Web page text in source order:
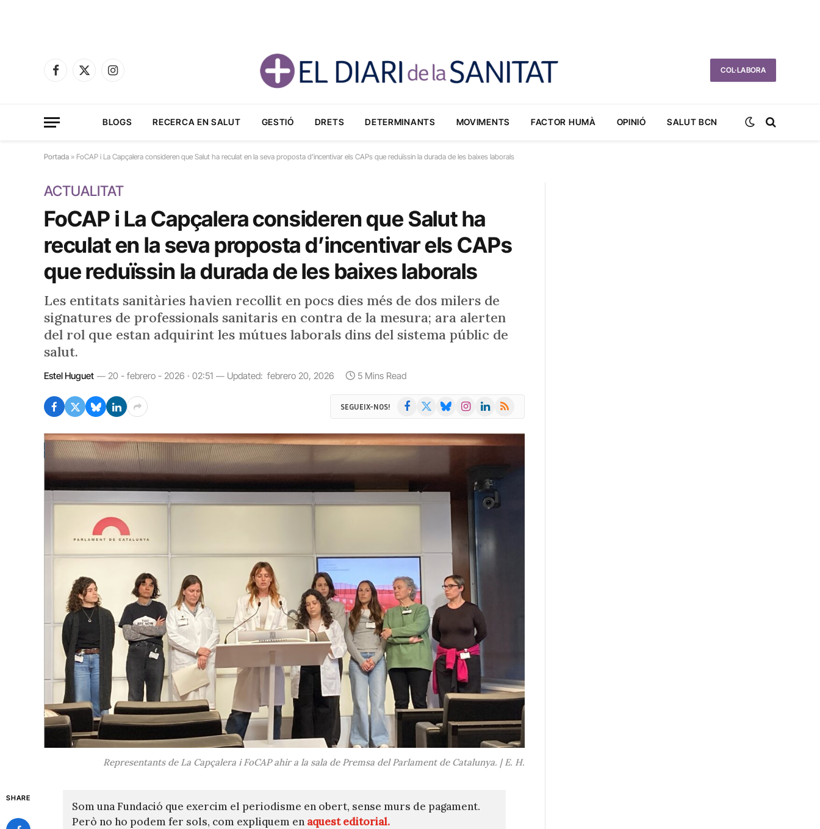
Facebook
X
Instagram
COL·LABORA
BLOGS RECERCA EN SALUT GESTIÓ DRETS DETERMINANTS MOVIMENTS FACTOR HUMÀ OPINIÓ SALUT BCN
Portada » FoCAP i La Capçalera consideren que Salut ha reculat en la seva proposta d’incentivar els CAPs que reduïssin la durada de les baixes laborals
ACTUALITAT
FoCAP i La Capçalera consideren que Salut ha
reculat en la seva proposta d’incentivar els CAPs
que reduïssin la durada de les baixes laborals
Les entitats sanitàries havien recollit en pocs dies més de dos milers de
signatures de professionals sanitaris en contra de la mesura; ara alerten
del rol que estan adquirint les mútues laborals dins del sistema públic de
salut.
Estel Huguet 20 - febrero - 2026 · 02:51 Updated: febrero 20, 2026 5 Mins Read
SEGUEIX-NOS! Facebook BlueskyInstagramLinkedIn
RSS
Representants de La Capçalera i FoCAP ahir a la sala de Premsa del Parlament de Catalunya. | E. H.
SHARE
Som una Fundació que exercim el periodisme en obert, sense murs de pagament.
Però no ho podem fer sols, com expliquem en aquest editorial.